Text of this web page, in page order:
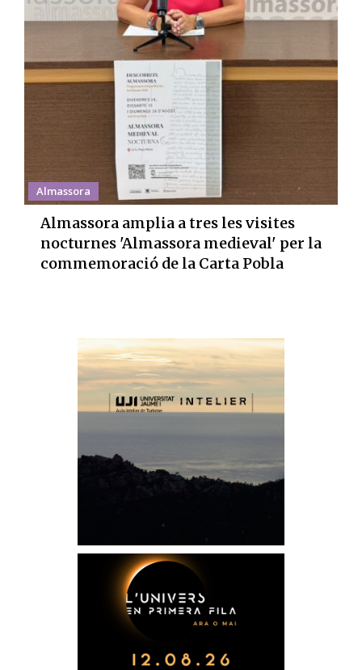
Almassora
Almassora amplia a tres les visites
nocturnes 'Almassora medieval' per la
commemoració de la Carta Pobla